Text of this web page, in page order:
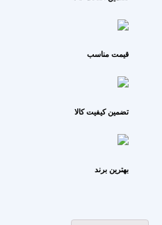
قیمت مناسب
تضمین کیفیت کالا
بهترین برند